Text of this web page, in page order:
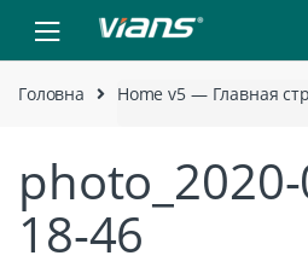
Skip to navigation
Skip to content
Головна Home v5 — Главная
18-46